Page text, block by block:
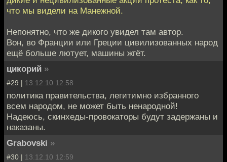
что мы видели на Манежной.
Непонятно, что же дикого увидел там автор.
Вон, во Франции или Греции цивилизованных народ
ещё больше лютует, машины жгёт.
цикорий »
#29 | 13.12.10 12:58
политика правительства, легитимно избранного
всем народом, не может быть ненародной!
Надеюсь, скинхеды-провокаторы будут задержаны и
наказаны.
Grabovski »
#30 | 13.12.10 12:59